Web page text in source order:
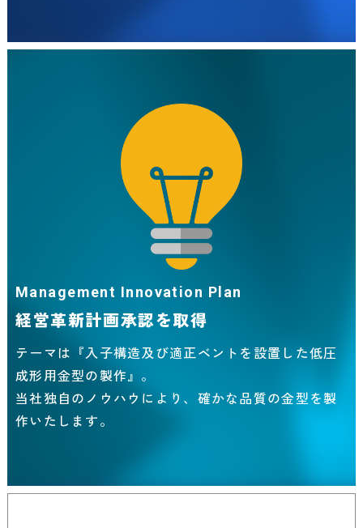
Management Innovation Plan
経営革新計画承認を取得
テーマは『入子構造及び適正ベントを設置した低圧
成形用金型の製作』。
当社独自のノウハウにより、確かな品質の金型を製
作いたします。